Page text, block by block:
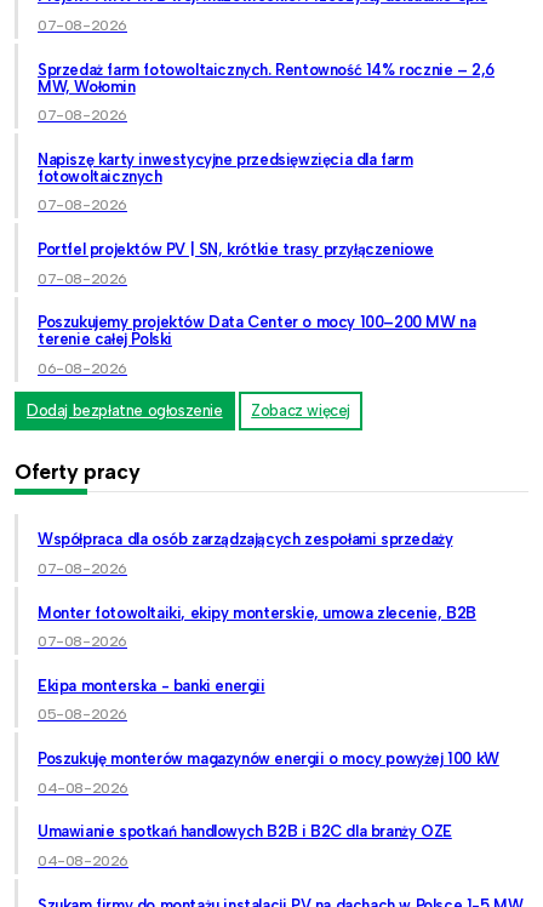
07-08-2026
Sprzedaż farm fotowoltaicznych. Rentowność 14% rocznie – 2,6
MW, Wołomin
07-08-2026
Napiszę karty inwestycyjne przedsięwzięcia dla farm
fotowoltaicznych
07-08-2026
Portfel projektów PV | SN, krótkie trasy przyłączeniowe
07-08-2026
Poszukujemy projektów Data Center o mocy 100–200 MW na
terenie całej Polski
06-08-2026
Dodaj bezpłatne ogłoszenie Zobacz więcej
Oferty pracy
Współpraca dla osób zarządzających zespołami sprzedaży
07-08-2026
Monter fotowoltaiki, ekipy monterskie, umowa zlecenie, B2B
07-08-2026
Ekipa monterska - banki energii
05-08-2026
Poszukuję monterów magazynów energii o mocy powyżej 100 kW
04-08-2026
Umawianie spotkań handlowych B2B i B2C dla branży OZE
04-08-2026